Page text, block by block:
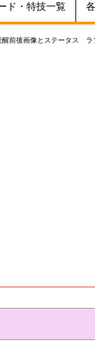
ド・特技一覧
前後画像とステータス ラ